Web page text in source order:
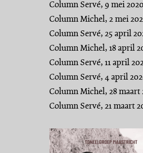
Column Servé, 9 mei
Column Michel, 2 mei
Column Servé, 25 april
Column Michel, 18 april
Column Servé, 11 april
Column Servé, 4 april
Column Michel, 28 maart
Column Servé, 21 maart